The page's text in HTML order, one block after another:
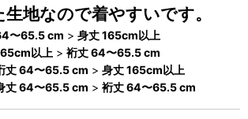
地なので着やすいです。
〜65.5 cm > 身丈 165cm以上
以上 > 裄丈 64〜65.5 cm
丈 64〜65.5 cm > 身丈 165cm以上
丈 64〜65.5 cm > 裄丈 64〜65.5 cm